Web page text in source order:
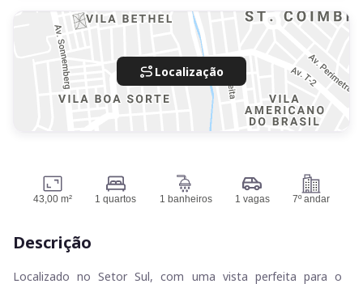
Localização
43,00 m² 1 quartos 1 banheiros 1 vagas 7º andar
Descrição
Localizado no Setor Sul, com uma vista perfeita para o